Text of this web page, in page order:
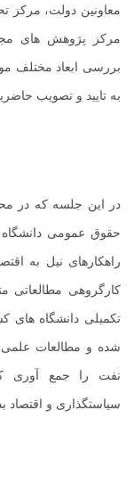
معاونین دولت، مرکز
مرکز پژوهش های
بررسی ابعاد مختلف
به تایید و تصویب
در این جلسه که در
حقوق عمومی
راهکارهای نیل به
کارگروهی مطالعاتی
تکمیلی دانشگاه
شده و مطالعات علمی
نفت را جمع آوری
سیاستگذاری و اقتصاد